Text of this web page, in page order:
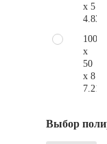
x 5
100
x
50
x 8
Выбор